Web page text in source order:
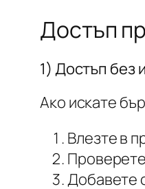
Достъп
1) Достъп без
Ако искате
Влезте в
Добавете